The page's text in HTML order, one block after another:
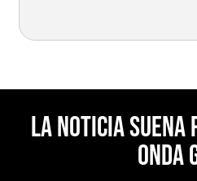
La noticia suena
Onda